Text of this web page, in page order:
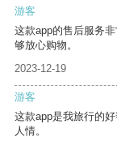
游客
这款app的售后服务
够放心购物。
2023-12-19
游客
这款app是我旅行的
人情。